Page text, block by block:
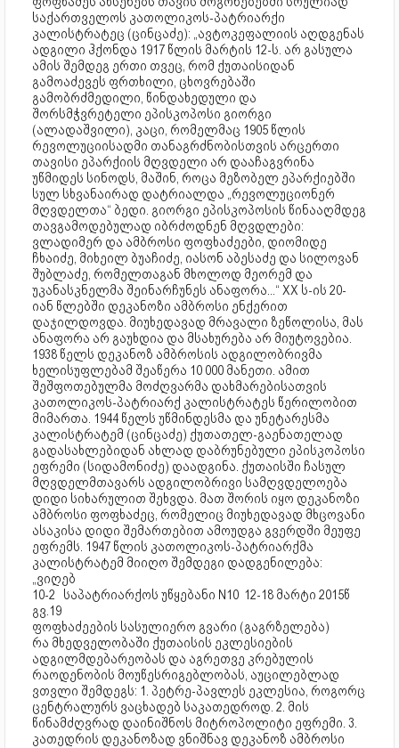
საქართველოს კათოლიკოს-პატრიარქი
კალისტრატეც (ცინცაძე): „ავტოკეფალიის აღდგენას
ადგილი ჰქონდა 1917 წლის მარტის 12-ს. არ გასულა
ამის შემდეგ ერთი თვეც, რომ ქუთაისიდან
გამოაძევეს ფრთხილი, ცხოვრებაში
გამობრძმედილი, წინდახედული და
შორსმჭვრეტელი ეპისკოპოსი გიორგი
(ალადაშვილი), კაცი, რომელმაც 1905 წლის
რევოლუციისადმი თანაგრძნობისთვის არცერთი
თავისი ეპარქიის მღვდელი არ დააჩაგვრინა
უწმიდეს სინოდს, მაშინ, როცა მეზობელ ეპარქიებში
სულ სხვანაირად დატრიალდა „რევოლუციონერ
მღვდელთა“ ბედი. გიორგი ეპისკოპოსის წინააღმდეგ
თავგამოდებულად იბრძოდნენ მღვდლები:
ვლადიმერ და ამბროსი ფოფხაძეები, დიომიდე
ჩხაიძე, მიხეილ ბუაჩიძე, იასონ აბესაძე და სილოვან
შუბლაძე, რომელთაგან მხოლოდ მეორემ და
უკანასკნელმა შეინარჩუნეს ანაფორა...“ XX ს-ის 20-
იან წლებში დეკანოზი ამბროსი ენქერით
დაჯილდოვდა. მიუხედავად მრავალი ზეწოლისა, მას
ანაფორა არ გაუხდია და მსახურება არ მიუტოვებია.
1938 წელს დეკანოზ ამბროსის ადგილობრივმა
ხელისუფლებამ შეაწერა 10 000 მანეთი. ამით
შეშფოთებულმა მოძღვარმა დახმარებისათვის
კათოლიკოს-პატრიარქ კალისტრატეს წერილობით
მიმართა. 1944 წელს უწმინდესმა და უნეტარესმა
კალისტრატემ (ცინცაძე) ქუთათელ-გაენათელად
გადასახლებიდან ახლად დაბრუნებული ეპისკოპოსი
ეფრემი (სიდამონიძე) დაადგინა. ქუთაისში ჩასულ
მღვდელმთავარს ადგილობრივი სამღვდელოება
დიდი სიხარულით შეხვდა. მათ შორის იყო დეკანოზი
ამბროსი ფოფხაძეც, რომელიც მიუხედავად მხცოვანი
ასაკისა დიდი შემართებით ამოუდგა გვერდში მეუფე
ეფრემს. 1947 წლის კათოლიკოს-პატრიარქმა
კალისტრატემ მიიღო შემდეგი დადგენილება:
„ვიღებ
10-2 საპატრიარქოს უწყებანი N10 12-18 მარტი 2015წ
გვ.19
ფოფხაძეების სასულიერო გვარი (გაგრზელება)
რა მხედველობაში ქუთაისის ეკლესიების
ადგილმდებარეობას და აგრეთვე კრებულის
რაოდენობის მოუწესრიგებლობას, აუცილებლად
ვთვლი შემდეგს: 1. პეტრე-პავლეს ეკლესია, როგორც
ცენტრალურს ვაცხადებ საკათედროდ. 2. მის
წინამძღვრად დაინიშნოს მიტროპოლიტი ეფრემი. 3.
კათედრის დეკანოზად ვნიშნავ დეკანოზ ამბროსი